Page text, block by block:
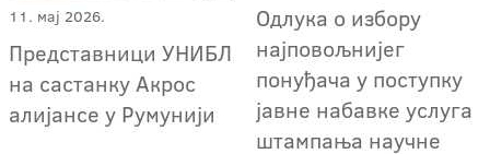
11. мај 2026.
Представници УНИБЛ
на састанку Акрос
алијансе у Румунији
Одлука о избору
најповољнијег
понуђача у поступку
јавне набавке услуга
штампања научне